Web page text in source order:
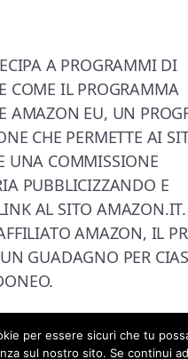
A PROGRAMMI DI
COME IL PROGRAMMA
AMAZON EU, UN
CHE PERMETTE AI
UNA COMMISSIONE
PUBBLICIZZANDO E
AL SITO
AMAZON, IL
GUADAGNO PER
per essere sicuri che tu
sul nostro sito. Se continui